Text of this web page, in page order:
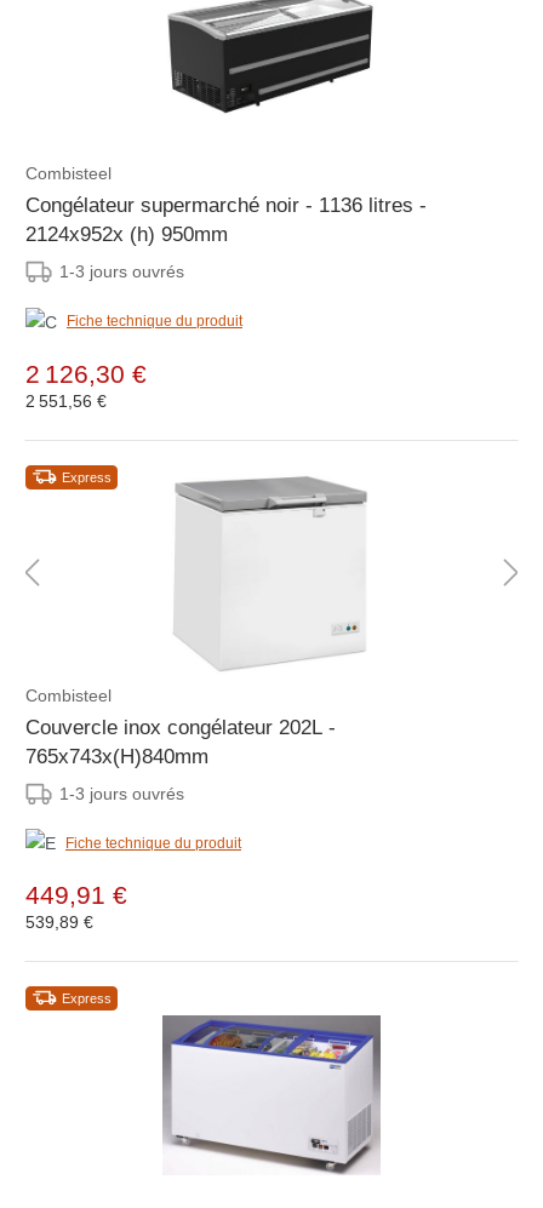
Combisteel
Congélateur supermarché noir - 1136 litres -
2124x952x (h) 950mm
1-3 jours ouvrés
Fiche technique du produit
2 126,30 €
2 551,56 €
Express
Combisteel
Couvercle inox congélateur 202L -
765x743x(H)840mm
1-3 jours ouvrés
Fiche technique du produit
449,91 €
539,89 €
Express